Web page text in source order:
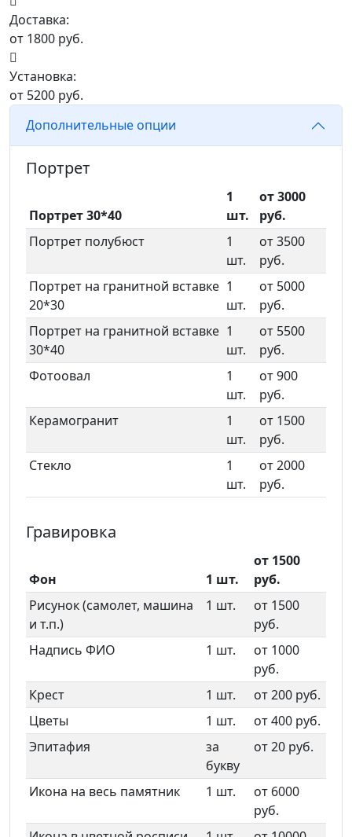
Доставка:
от 1800 руб.
Установка:
от 5200 руб.
Дополнительные опции
Портрет
Портрет 30*40
1
шт.
от 3000
руб.
Портрет полубюст
1
шт.
от 3500
руб.
Портрет на гранитной вставке
20*30
1
шт.
от 5000
руб.
Портрет на гранитной вставке
30*40
1
шт.
от 5500
руб.
Фотоовал
1
шт.
от 900
руб.
Керамогранит
1
шт.
от 1500
руб.
Стекло
1
шт.
от 2000
руб.
Гравировка
Фон 1 шт.
от 1500
руб.
Рисунок (самолет, машина
и т.п.)
1 шт.
от 1500
руб.
Надпись ФИО
1 шт.
от 1000
руб.
Крест
1 шт.
от 200 руб.
Цветы
1 шт.
от 400 руб.
Эпитафия
за
букву
от 20 руб.
Икона на весь памятник 1 шт.
от 6000
руб.